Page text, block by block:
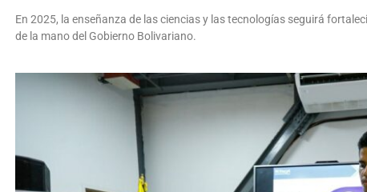
En 2025, la enseñanza de las ciencias y las tecnologías seguirá
de la mano del Gobierno Bolivariano.